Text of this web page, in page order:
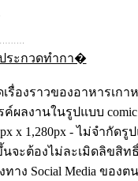
ระกวดทำกา�
รื่องราวของอาหารเกา
ผลงานในรูปแบบ
x 1,280px - ไม่จำกัดรู
จะต้องไม่ละเมิดลิขสิท
าง Social Media ของต